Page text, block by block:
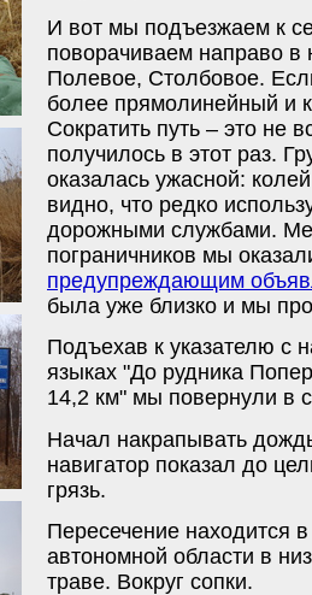
И вот мы подъезжаем к
поворачиваем направо в
Полевое, Столбовое.
более прямолинейный и
Сократить путь – это не
получилось в этот раз.
оказалась ужасной:
видно, что редко
дорожными службами.
пограничников мы
предупреждающим
была уже близко и мы
Подъехав к указателю с
языках "До рудника
14,2 км" мы повернули в
Начал накрапывать
навигатор показал до
грязь.
Пересечение находится
автономной области в
траве. Вокруг сопки.